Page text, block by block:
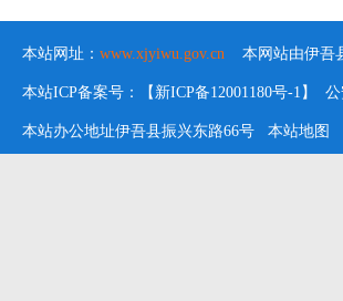
本站网址： www.xjyiwu.gov.cn 本网站由伊吾
本站ICP备案号：【新ICP备12001180号-1】
本站办公地址伊吾县振兴东路66号 本站地图